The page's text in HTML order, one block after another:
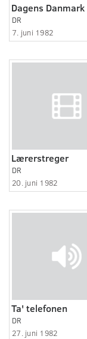
Dagens Danmark
DR
7. juni 1982
Lærerstreger
DR
20. juni 1982
Ta' telefonen
DR
27. juni 1982